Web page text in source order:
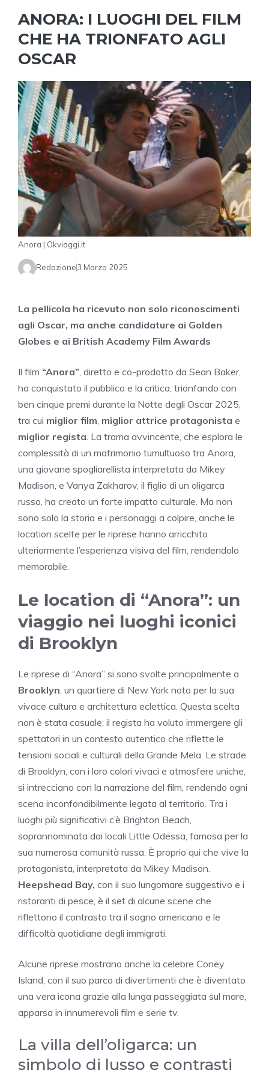
ANORA: I LUOGHI DEL FILM
CHE HA TRIONFATO AGLI
OSCAR
Anora | Okviaggi.it
Redazione3 Marzo 2025
La pellicola ha ricevuto non solo riconoscimenti
agli Oscar, ma anche candidature ai Golden
Globes e ai British Academy Film Awards
Il film “Anora” , diretto e co-prodotto da Sean Baker,
ha conquistato il pubblico e la critica, trionfando con
ben cinque premi durante la Notte degli Oscar 2025,
tra cui miglior film miglior attrice protagonista e
miglior regista . La trama avvincente, che esplora le
complessità di un matrimonio tumultuoso tra Anora,
una giovane spogliarellista interpretata da Mikey
Madison, e Vanya Zakharov, il figlio di un oligarca
russo, ha creato un forte impatto culturale. Ma non
sono solo la storia e i personaggi a colpire, anche le
location scelte per le riprese hanno arricchito
ulteriormente l’esperienza visiva del film, rendendolo
memorabile.
Le location di “Anora”: un
viaggio nei luoghi iconici
di Brooklyn
Le riprese di “Anora” si sono svolte principalmente a
Brooklyn , un quartiere di New York noto per la sua
vivace cultura e architettura eclettica. Questa scelta
non è stata casuale; il regista ha voluto immergere gli
spettatori in un contesto autentico che riflette le
tensioni sociali e culturali della Grande Mela. Le strade
di Brooklyn, con i loro colori vivaci e atmosfere uniche,
si intrecciano con la narrazione del film, rendendo ogni
scena inconfondibilmente legata al territorio. Tra i
luoghi più significativi c’è Brighton Beach,
soprannominata dai locali Little Odessa, famosa per la
sua numerosa comunità russa. È proprio qui che vive la
protagonista, interpretata da Mikey Madison.
Heepshead Bay, con il suo lungomare suggestivo e i
ristoranti di pesce, è il set di alcune scene che
riflettono il contrasto tra il sogno americano e le
difficoltà quotidiane degli immigrati.
Alcune riprese mostrano anche la celebre Coney
Island, con il suo parco di divertimenti che è diventato
una vera icona grazie alla lunga passeggiata sul mare,
apparsa in innumerevoli film e serie tv.
La villa dell’oligarca: un
simbolo di lusso e contrasti